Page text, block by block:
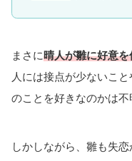
まさに晴人が雛に好意
人には接点が少ないこ
のことを好きなのかは不
しかしながら、雛も失